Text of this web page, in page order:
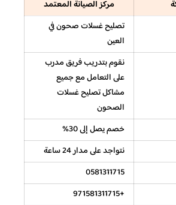
مركز الصيانة المعتمد
تصليح غسلات صحون في
العين
نقوم بتدريب فريق مدرب
على التعامل مع جميع
مشاكل تصليح غسلات
الصحون
خصم يصل إلى 30%
نتواجد على مدار 24 ساعة
0581311715
+971581311715